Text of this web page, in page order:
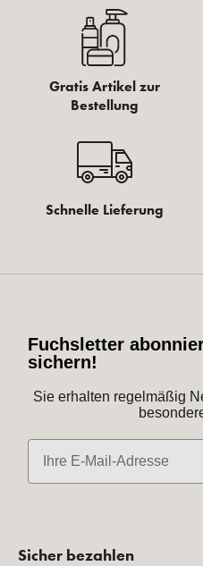
Gratis Artikel zur
Bestellung
Schnelle Lieferung
Fuchsletter
sichern!
Sie erhalten regelmäßig
E-Mail
Sicher bezahlen